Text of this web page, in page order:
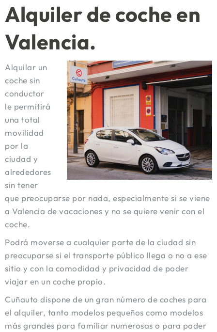
Alquiler de coche en
Valencia.
Alquilar un
coche sin
conductor
le permitirá
una total
movilidad
por la
ciudad y
alrededores
sin tener
que preocuparse por nada, especialmente si se viene
a Valencia de vacaciones y no se quiere venir con el
coche.
Podrá moverse a cualquier parte de la ciudad sin
preocuparse si el transporte público llega o no a ese
sitio y con la comodidad y privacidad de poder
viajar en un coche propio.
Cuñauto dispone de un gran número de coches para
el alquiler, tanto modelos pequeños como modelos
más grandes para familiar numerosas o para poder